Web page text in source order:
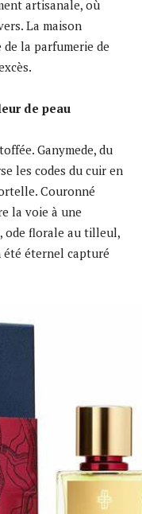
artisanale, où
La maison
de la parfumerie de
de peau
Ganymede, du
les codes du cuir en
Couronné
la voie à une
ode florale au tilleul,
été éternel capturé